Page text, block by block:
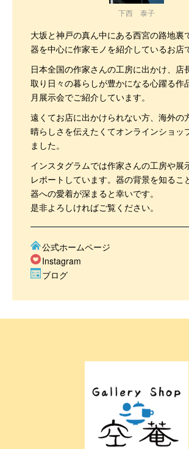
下西 泰子
大坂と神戸の真ん中にある西宮の路地裏
器を中心に作家モノを紹介しているお店
日本全国の作家さんの工房に出かけ、店
取り日々の暮らしが豊かになる心躍る作
月展示会でご紹介しています。
遠くてお店に出かけられない方、海外の
晴らしさを伝えたくてオンラインショッ
ました。
インスタグラムでは作家さんの工房や展
レポートしています。器の背景を知るこ
器への愛着が深まると幸いです。
是非よろしければご覧ください。
公式ホームページ
Instagram
ブログ